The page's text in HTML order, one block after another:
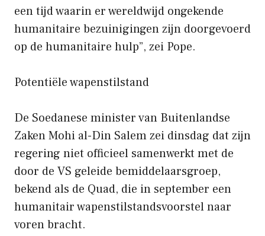
een tijd waarin er wereldwijd ongekende
humanitaire bezuinigingen zijn doorgevoerd
op de humanitaire hulp”, zei Pope.
Potentiële wapenstilstand
De Soedanese minister van Buitenlandse
Zaken Mohi al-Din Salem zei dinsdag dat zijn
regering niet officieel samenwerkt met de
door de VS geleide bemiddelaarsgroep,
bekend als de Quad, die in september een
humanitair wapenstilstandsvoorstel naar
voren bracht.